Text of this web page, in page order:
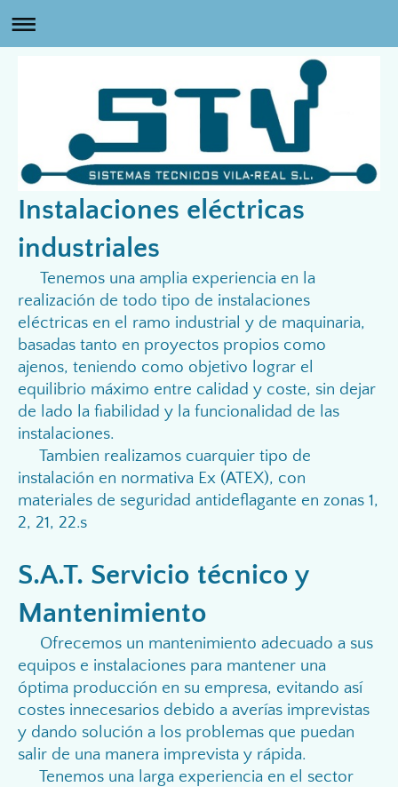
Instalaciones eléctricas
industriales
Tenemos una amplia experiencia en la
realización de todo tipo de instalaciones
eléctricas en el ramo industrial y de maquinaria,
basadas tanto en proyectos propios como
ajenos, teniendo como objetivo lograr el
equilibrio máximo entre calidad y coste, sin dejar
de lado la fiabilidad y la funcionalidad de las
instalaciones.
Tambien realizamos cuarquier tipo de
instalación en normativa Ex (ATEX), con
materiales de seguridad antideflagante en zonas 1,
2, 21, 22.s
S.A.T. Servicio técnico y
Mantenimiento
Ofrecemos un mantenimiento adecuado a sus
equipos e instalaciones para mantener una
óptima producción en su empresa, evitando así
costes innecesarios debido a averías imprevistas
y dando solución a los problemas que puedan
salir de una manera imprevista y rápida.
Tenemos una larga experiencia en el sector